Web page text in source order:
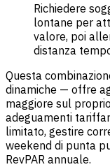
Richiedere
lontane per
valore, poi
distanza
Questa
dinamiche — offre
maggiore sul
adeguamenti
limitato, gestire
weekend di punta
RevPAR annuale.